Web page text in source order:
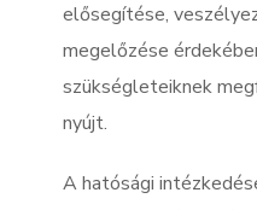
elősegítése,
megelőzése
szükségleteiknek
nyújt.
A hatósági